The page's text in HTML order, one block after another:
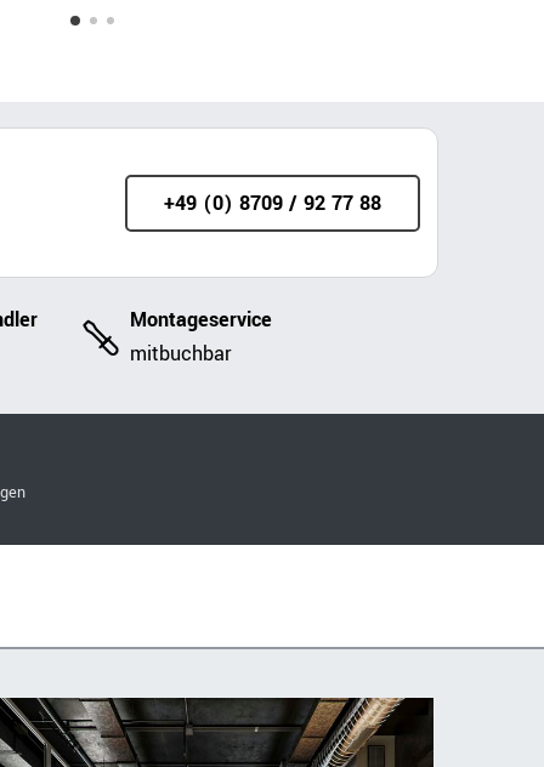
+49 (0) 8709 / 92 77 88
Montageservice
mitbuchbar